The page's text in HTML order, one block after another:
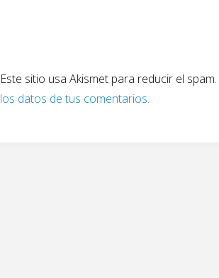
Este sitio usa Akismet para reducir el spam.
los datos de tus comentarios.